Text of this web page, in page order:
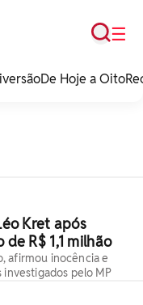
☰
Busca
De Hoje a Oito
Kret após
R$ 1,1 milhão
afirmou inocência e
investigados pelo MP